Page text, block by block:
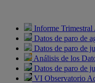
Informe Trimestral
Datos de paro de
Datos de paro de
Análisis de los
Datos de paro de
VI Observatorio